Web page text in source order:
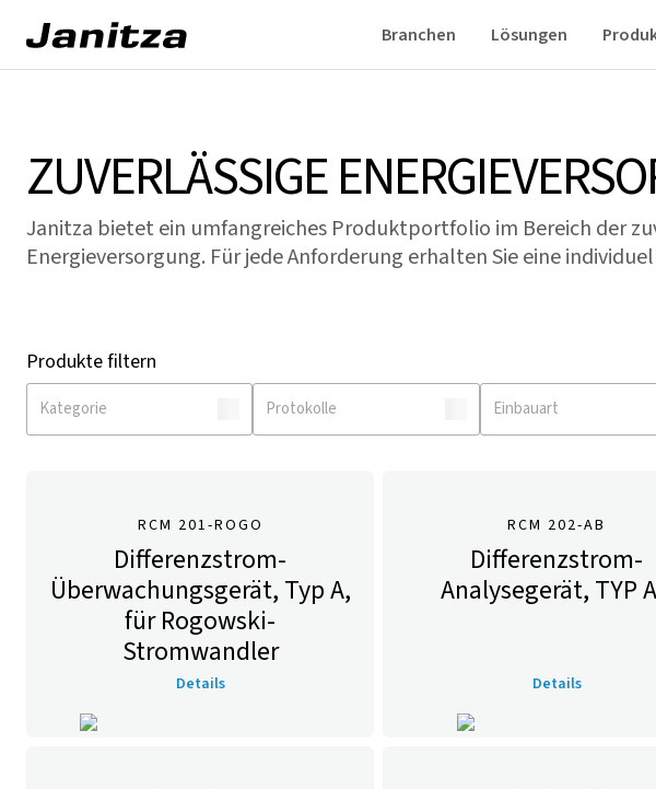
Branchen Lösungen
ZUVERLÄSSIGE
Janitza bietet ein umfangreiches Produktportfolio im Bereich der
Energieversorgung. Für jede Anforderung erhalten Sie eine
Produkte filtern
RCM 201-ROGO
Differenzstrom-
Überwachungsgerät, Typ A,
für Rogowski-
Stromwandler
Details
RCM 202-AB
Differenzstrom-
Analysegerät, TYP
Details